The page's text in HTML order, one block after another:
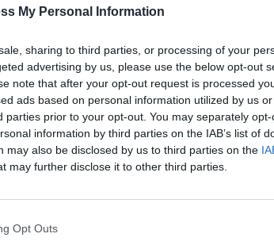
My Personal Information
sharing to third parties, or processing of your
advertising by us, please use the below opt-out
note that after your opt-out request is processed
ads based on personal information utilized by us
parties prior to your opt-out. You may separately
information by third parties on the IAB’s list of
may also be disclosed by us to third parties on the
may further disclose it to other third parties.
Opt Outs
Rudy Giuliani a Come States?